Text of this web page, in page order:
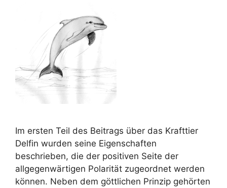
Im ersten Teil des Beitrags über das Krafttier
Delfin wurden seine Eigenschaften
beschrieben, die der positiven Seite der
allgegenwärtigen Polarität zugeordnet werden
können. Neben dem göttlichen Prinzip gehörten